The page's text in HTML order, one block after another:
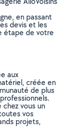
en passant
devis et les
étape de votre
aux
créée en
de plus
vous un
vos
projets,